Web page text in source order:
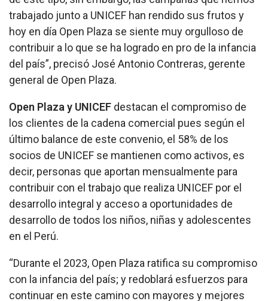
trabajado junto a UNICEF han rendido sus frutos y
hoy en día Open Plaza se siente muy orgulloso de
contribuir a lo que se ha logrado en pro de la infancia
del país”, precisó José Antonio Contreras, gerente
general de Open Plaza.
Open Plaza y UNICEF destacan el compromiso de
los clientes de la cadena comercial pues según el
último balance de este convenio, el 58% de los
socios de UNICEF se mantienen como activos, es
decir, personas que aportan mensualmente para
contribuir con el trabajo que realiza UNICEF por el
desarrollo integral y acceso a oportunidades de
desarrollo de todos los niños, niñas y adolescentes
en el Perú.
“Durante el 2023, Open Plaza ratifica su compromiso
con la infancia del país; y redoblará esfuerzos para
continuar en este camino con mayores y mejores